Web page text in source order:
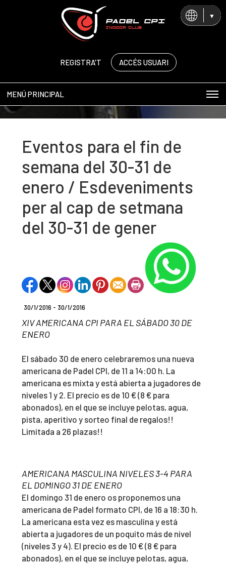
CA
REGISTRA'T ACCÉS USUARI
MENÚ PRINCIPAL
Eventos para el fin de
semana del 30-31 de
enero / Esdeveniments
per al cap de setmana
del 30-31 de gener
30/1/2016 - 30/1/2016
XIV AMERICANA CPI PARA EL SÁBADO 30 DE
ENERO
El sábado 30 de enero celebraremos una nueva
americana de Padel CPI, de 11 a 14:00 h. La
americana es mixta y está abierta a jugadores de
niveles 1 y 2. El precio es de 10 € (8 € para
abonados), en el que se incluye pelotas, agua,
pista, aperitivo y sorteo final de regalos!!
Limitada a 26 plazas!!
AMERICANA MASCULINA NIVELES 3-4 PARA
EL DOMINGO 31 DE ENERO
El domingo 31 de enero os proponemos una
americana de Padel formato CPI, de 16 a 18:30 h.
La americana esta vez es masculina y está
abierta a jugadores de un poquito más de nivel
(niveles 3 y 4). El precio es de 10 € (8 € para
abonados), en el que se incluye pelotas, agua,